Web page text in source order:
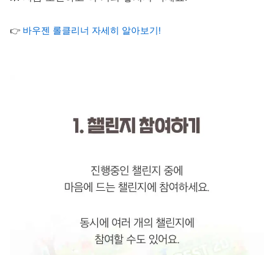
👉 바우젠 롤클리너 자세히 알아보기!